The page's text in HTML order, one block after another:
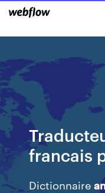
francais
Dictionnaire